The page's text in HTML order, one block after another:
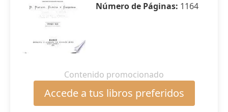
Número de Páginas: 1164
Contenido promocionado
Accede a tus libros preferidos